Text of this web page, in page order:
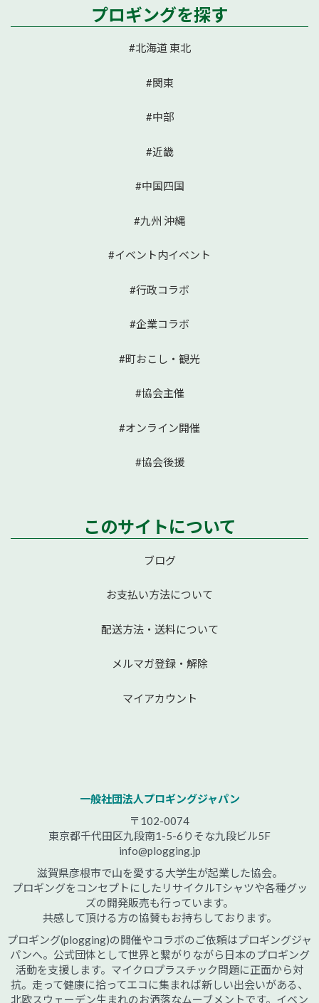
プロギングを探す
#北海道 東北
#関東
#中部
#近畿
#中国四国
#九州 沖縄
#イベント内イベント
#行政コラボ
#企業コラボ
#町おこし・観光
#協会主催
#オンライン開催
#協会後援
このサイトについて
ブログ
お支払い方法について
配送方法・送料について
メルマガ登録・解除
マイアカウント
一般社団法人プロギングジャパン
〒102-0074
東京都千代田区九段南1-5-6りそな九段ビル5F
info@plogging.jp
滋賀県彦根市で山を愛する大学生が起業した協会。
プロギングをコンセプトにしたリサイクルTシャツや各種グッ
ズの開発販売も行っています。
共感して頂ける方の協賛もお持ちしております。
プロギング(plogging)の開催やコラボのご依頼はプロギングジャ
パンへ。公式団体として世界と繋がりながら日本のプロギング
活動を支援します。マイクロプラスチック問題に正面から対
抗。走って健康に拾ってエコに集まれば新しい出会いがある、
北欧スウェーデン生まれのお洒落なムーブメントです。イベン